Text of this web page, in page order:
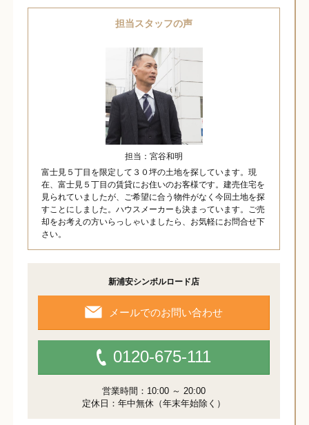
担当スタッフの声
担当：宮谷和明
富士見５丁目を限定して３０坪の土地を探しています。現
在、富士見５丁目の賃貸にお住いのお客様です。建売住宅を
見られていましたが、ご希望に合う物件がなく今回土地を探
すことにしました。ハウスメーカーも決まっています。ご売
却をお考えの方いらっしゃいましたら、お気軽にお問合せ下
さい。
新浦安シンボルロード店
メールでのお問い合わせ
0120-675-111
営業時間：10:00 ～ 20:00
定休日：年中無休（年末年始除く）